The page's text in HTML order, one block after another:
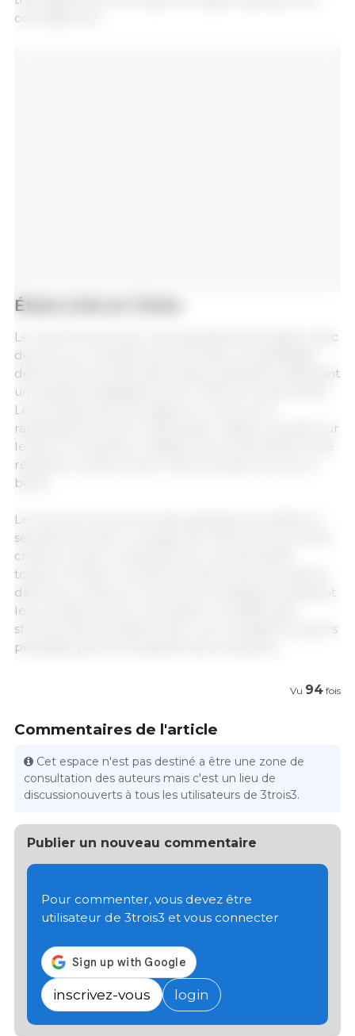
contradictoire.
États-Unis et Chine
Le marché américain reste globalement stable, avec
des prix au comptant peu évolutifs. Les abattages
demeurent proches des niveaux habituels, traduisant
un équilibre satisfaisant entre l’offre et la demande.
Le principal point de vigilance concerne le
ralentissement de la restauration rapide, qui pèse sur
le flanc et le jambon. Malgré cela, la demande reste
résiliente, soutenue par la forte hausse du prix du
bœuf.
Le marché chinois est resté globalement stable la
semaine dernière. La baisse de l’offre liée aux fortes
chaleurs a été compensée par une demande
toujours limitée. Les éleveurs demeurent prudents
dans leurs mises en marché et les abatteurs ajustent
leurs achats au strict nécessaire. Les difficultés
structurelles persistent, avec une rentabilité toujours
pénalisée par les excédents de production.
Vu 94 fois
Commentaires de l'article
Cet espace n'est pas destiné a être une zone de
consultation des auteurs mais c'est un lieu de
discussionouverts à tous les utilisateurs de 3trois3.
Publier un nouveau commentaire
Pour commenter, vous devez être
utilisateur de 3trois3 et vous connecter
inscrivez-vous login